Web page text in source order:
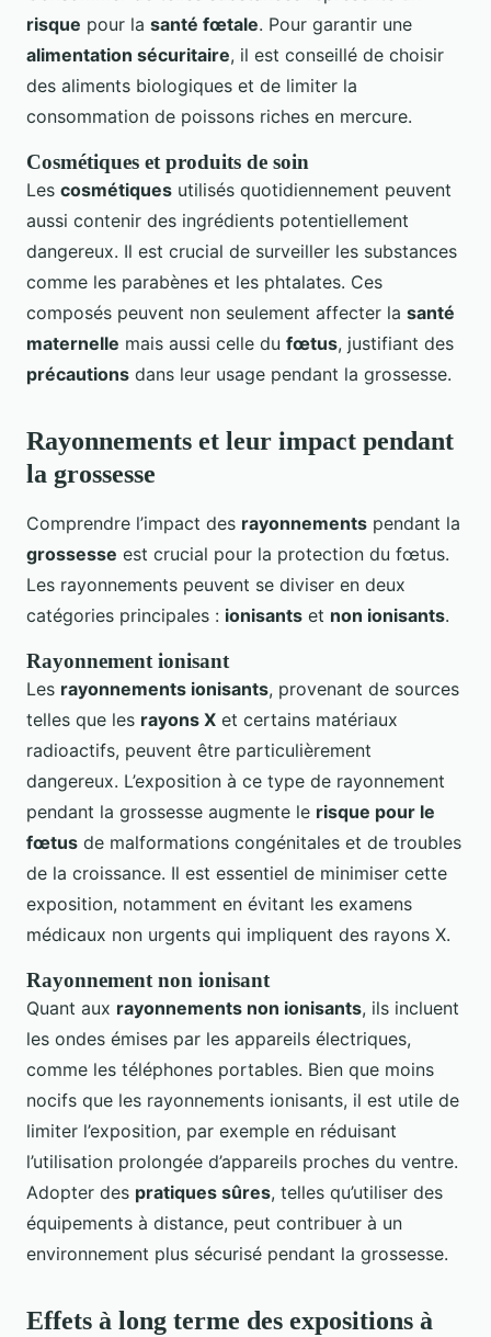
risque pour la santé fœtale. Pour garantir une
alimentation sécuritaire, il est conseillé de choisir
des aliments biologiques et de limiter la
consommation de poissons riches en mercure.
Cosmétiques et produits de soin
Les cosmétiques utilisés quotidiennement peuvent
aussi contenir des ingrédients potentiellement
dangereux. Il est crucial de surveiller les substances
comme les parabènes et les phtalates. Ces
composés peuvent non seulement affecter la santé
maternelle mais aussi celle du fœtus, justifiant des
précautions dans leur usage pendant la grossesse.
Rayonnements et leur impact pendant
la grossesse
Comprendre l’impact des rayonnements pendant la
grossesse est crucial pour la protection du fœtus.
Les rayonnements peuvent se diviser en deux
catégories principales : ionisants et non ionisants.
Rayonnement ionisant
Les rayonnements ionisants, provenant de sources
telles que les rayons X et certains matériaux
radioactifs, peuvent être particulièrement
dangereux. L’exposition à ce type de rayonnement
pendant la grossesse augmente le risque pour le
fœtus de malformations congénitales et de troubles
de la croissance. Il est essentiel de minimiser cette
exposition, notamment en évitant les examens
médicaux non urgents qui impliquent des rayons X.
Rayonnement non ionisant
Quant aux rayonnements non ionisants, ils incluent
les ondes émises par les appareils électriques,
comme les téléphones portables. Bien que moins
nocifs que les rayonnements ionisants, il est utile de
limiter l’exposition, par exemple en réduisant
l’utilisation prolongée d’appareils proches du ventre.
Adopter des pratiques sûres, telles qu’utiliser des
équipements à distance, peut contribuer à un
environnement plus sécurisé pendant la grossesse.
Effets à long terme des expositions à